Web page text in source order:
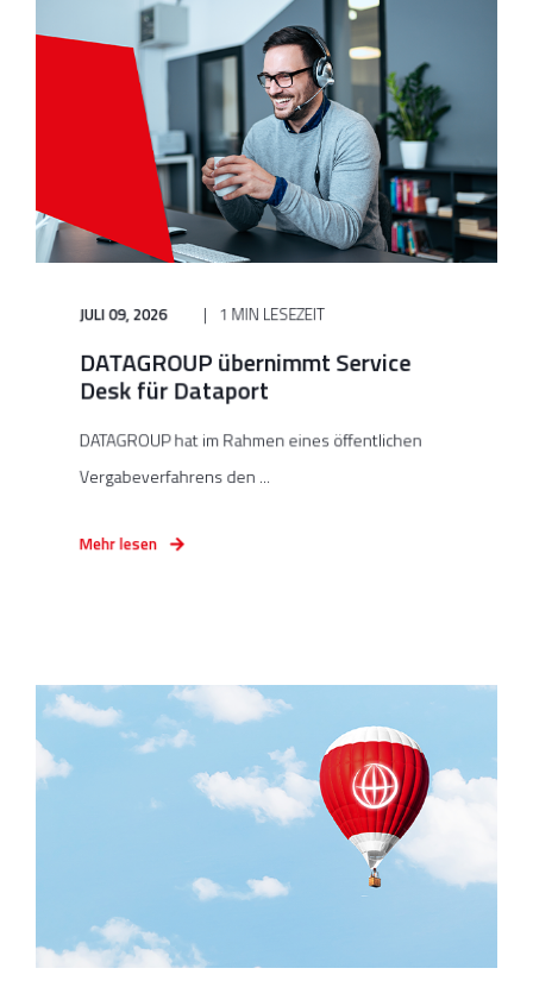
JULI 09, 2026 1 MIN LESEZEIT
DATAGROUP übernimmt Service
Desk für Dataport
DATAGROUP hat im Rahmen eines öffentlichen
Vergabeverfahrens den ...
Mehr lesen